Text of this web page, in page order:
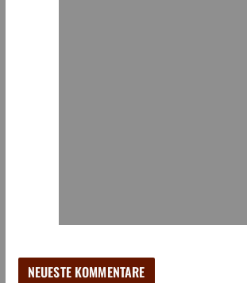
NEUESTE KOMMENTARE